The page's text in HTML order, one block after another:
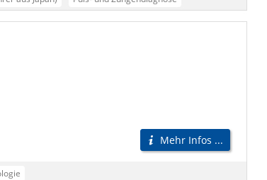
(Chinesische Heilkräuter)
Mehr Infos ...